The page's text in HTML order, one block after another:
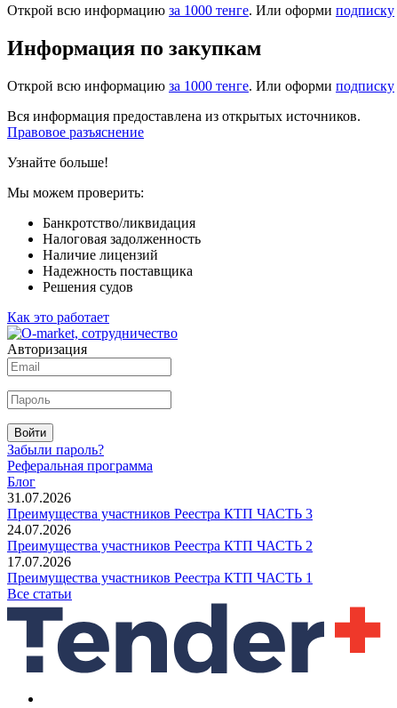
Открой всю информацию за 1000 тенге. Или оформи подписку
Информация по закупкам
Открой всю информацию за 1000 тенге. Или оформи подписку
Вся информация предоставлена из открытых источников.
Правовое разъяснение
Узнайте больше!
Мы можем проверить:
Банкротство/ликвидация
Налоговая задолженность
Наличие лицензий
Надежность поставщика
Решения судов
Как это работает
Авторизация
Войти
Забыли пароль?
Реферальная программа
Блог
31.07.2026
Преимущества участников Реестра КТП ЧАСТЬ 3
24.07.2026
Преимущества участников Реестра КТП ЧАСТЬ 2
17.07.2026
Преимущества участников Реестра КТП ЧАСТЬ 1
Все статьи